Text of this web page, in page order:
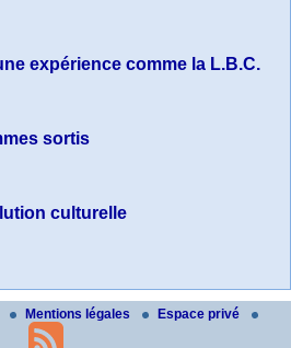
expérience comme la L.B.C.
sortis
culturelle
Mentions légales Espace privé